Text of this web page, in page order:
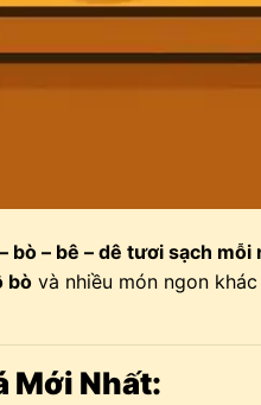
bò – bê – dê tươi sạch mỗi
bòvà nhiều món ngon khác
Mới Nhất: